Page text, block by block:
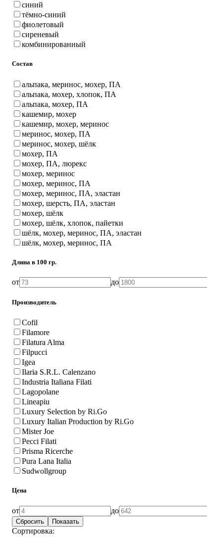
синий
тёмно-синий
фиолетовый
сиреневый
комбинированный
Состав
альпака, меринос, мохер, ПА
альпака, мохер, хлопок, ПА
альпака, мохер, ПА
кашемир, мохер
кашемир, мохер, меринос
меринос, мохер, ПА
меринос, мохер, шёлк
мохер, ПА
мохер, ПА, люрекс
мохер, меринос
мохер, меринос, ПА
мохер, меринос, ПА, эластан
мохер, шерсть, ПА, эластан
мохер, шёлк
мохер, шёлк, хлопок, пайетки
шёлк, мохер, меринос, ПА, эластан
шёлк, мохер, меринос, ПА
Длина в 100 гр.
от до
Производитель
Cofil
Filamore
Filatura Alma
Filpucci
Igea
Ilaria S.R.L. Calenzano
Industria Italiana Filati
Lagopolane
Lineapiu
Luxury Selection by Ri.Go
Luxury Italian Production by Ri.Go
Mister Joe
Pecci Filati
Prisma Ricerche
Pura Lana Italia
Sudwollgroup
Цена
от до
Сортировка: